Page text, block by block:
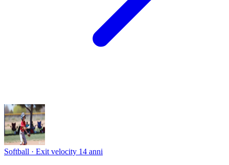
Softball · Exit velocity 14 anni